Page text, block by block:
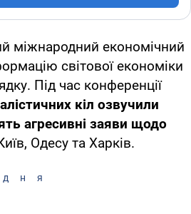
міжнародний економічний
світової економіки
Під час конференції
кіл озвучили
агресивні заяви щодо
Одесу та Харків.